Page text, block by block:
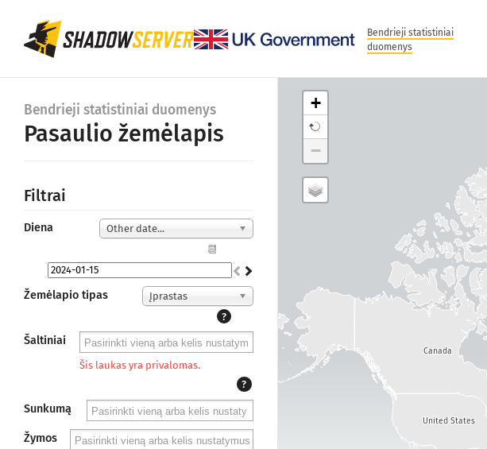
Bendrieji statistiniai
duomenys
Bendrieji statistiniai duomenys
Pasaulio žemėlapis
Filtrai
Diena Other date...
📆
Žemėlapio tipas
Įprastas
?
Šaltiniai
Šis laukas yra privalomas.
?
Sunkumą
Žymos
United States
Canada
+
−